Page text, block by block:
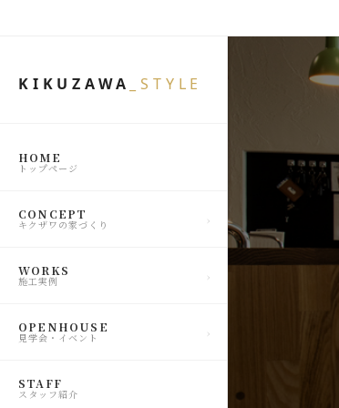
KIKUZAWA _STYLE
HOME
トップページ
CONCEPT
キクザワの家づくり
WORKS
施工実例
OPENHOUSE
見学会・イベント
STAFF
スタッフ紹介